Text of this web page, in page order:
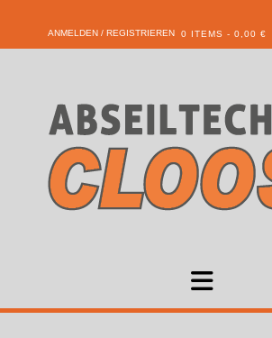
ANMELDEN / REGISTRIEREN 0 ITEMS - 0,00 €